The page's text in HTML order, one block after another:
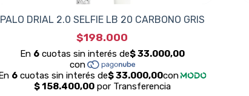
PALO DRIAL 2.0 SELFIE LB 20 CARBONO GRIS
$198.000